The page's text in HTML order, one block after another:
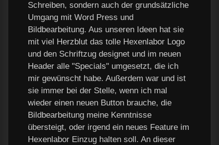
Schreiben, sondern auch der grundsätzliche
Umgang mit Word Press und
Bildbearbeitung. Aus unseren Ideen hat sie
mit viel Herzblut das tolle Hexenlabor Logo
und den Schriftzug designet und im neuen
Header alle "Specials" umgesetzt, die ich
mir gewünscht habe. Außerdem war und ist
sie immer bei der Stelle, wenn ich mal
wieder einen neuen Button brauche, die
Bildbearbeitung meine Kenntnisse
übersteigt, oder irgend ein neues Feature im
Hexenlabor Einzug halten soll. An dieser